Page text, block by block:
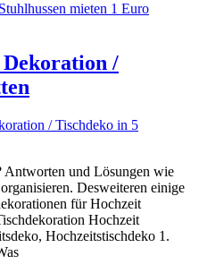
Stuhlhussen mieten 1 Euro
Dekoration /
Antworten und Lösungen wie
Desweiteren einige
für Hochzeit
Hochzeit
Hochzeitstischdeko 1.